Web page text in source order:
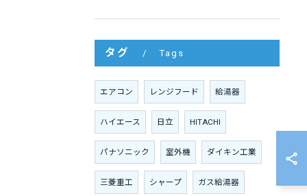
タグ Tags
エアコン レンジフード 給湯器
ハイエース 日立 HITACHI
パナソニック 室外機 ダイキン工業
三菱重工 シャープ ガス給湯器